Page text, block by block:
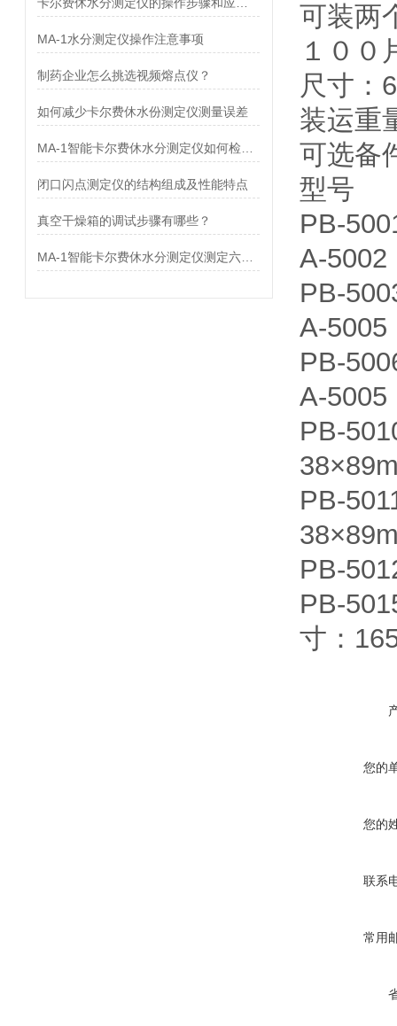
MA-1水分测定仪操作注意事项
制药企业怎么挑选视频熔点仪？
如何减少卡尔费休水份测定仪测量误差
闭口闪点测定仪的结构组成及性能特点
真空干燥箱的调试步骤有哪些？
可装两
１００
尺寸：
装运重
可选备
型
PB-
A-5002
PB-
A-5005
PB-
A-5005
PB-
PB-
PB-
PB-
寸：
您的
您的
联系
常用